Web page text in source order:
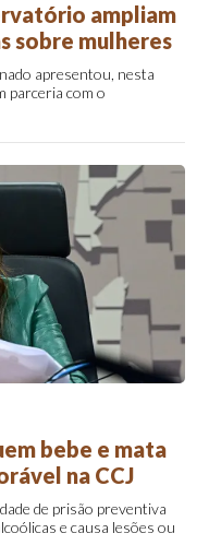
ampliam
sobre mulheres
apresentou, nesta
parceria com o
bebe e mata
na CCJ
de prisão preventiva
e causa lesões ou